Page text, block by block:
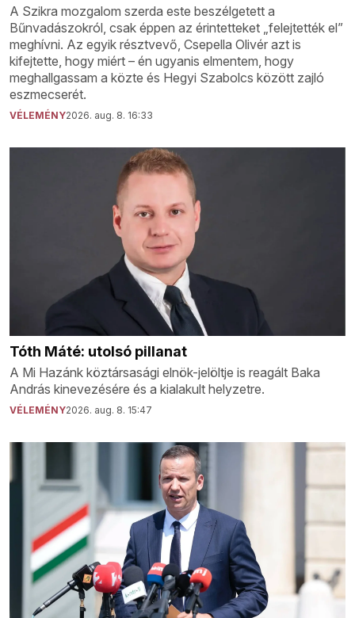
A Szikra mozgalom szerda este beszélgetett a
Bűnvadászokról, csak éppen az érintetteket „felejtették el”
meghívni. Az egyik résztvevő, Csepella Olivér azt is
kifejtette, hogy miért – én ugyanis elmentem, hogy
meghallgassam a közte és Hegyi Szabolcs között zajló
eszmecserét.
VÉLEMÉNY2026. aug. 8. 16:33
Tóth Máté: utolsó pillanat
A Mi Hazánk köztársasági elnök-jelöltje is reagált Baka
András kinevezésére és a kialakult helyzetre.
VÉLEMÉNY2026. aug. 8. 15:47